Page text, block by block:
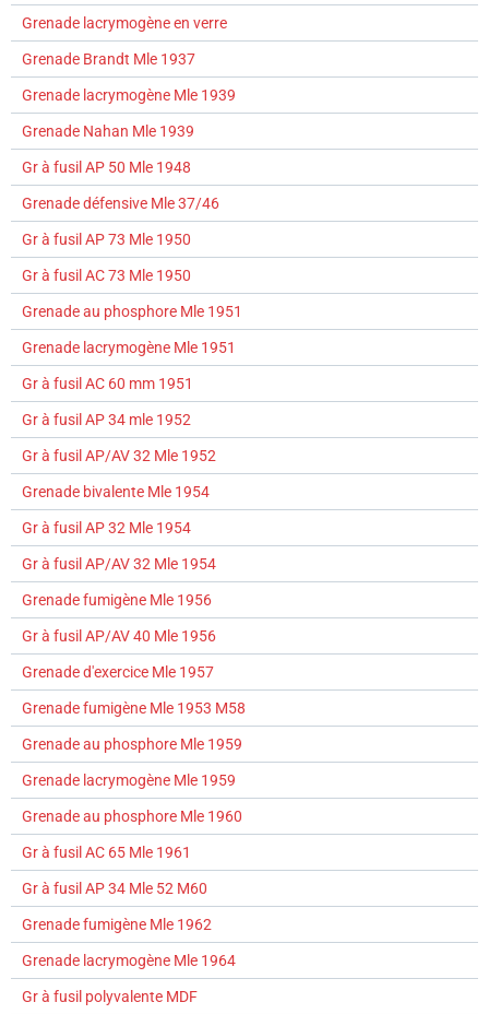
Grenade lacrymogène en verre
Grenade Brandt Mle 1937
Grenade lacrymogène Mle 1939
Grenade Nahan Mle 1939
Gr à fusil AP 50 Mle 1948
Grenade défensive Mle 37/46
Gr à fusil AP 73 Mle 1950
Gr à fusil AC 73 Mle 1950
Grenade au phosphore Mle 1951
Grenade lacrymogène Mle 1951
Gr à fusil AC 60 mm 1951
Gr à fusil AP 34 mle 1952
Gr à fusil AP/AV 32 Mle 1952
Grenade bivalente Mle 1954
Gr à fusil AP 32 Mle 1954
Gr à fusil AP/AV 32 Mle 1954
Grenade fumigène Mle 1956
Gr à fusil AP/AV 40 Mle 1956
Grenade d'exercice Mle 1957
Grenade fumigène Mle 1953 M58
Grenade au phosphore Mle 1959
Grenade lacrymogène Mle 1959
Grenade au phosphore Mle 1960
Gr à fusil AC 65 Mle 1961
Gr à fusil AP 34 Mle 52 M60
Grenade fumigène Mle 1962
Grenade lacrymogène Mle 1964
Gr à fusil polyvalente MDF